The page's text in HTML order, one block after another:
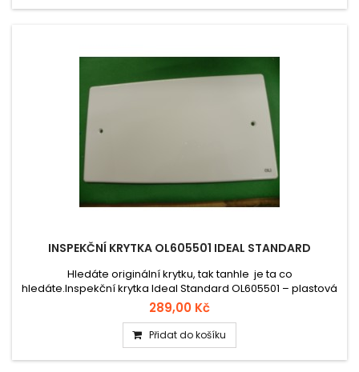
INSPEKČNÍ KRYTKA OL605501 IDEAL STANDARD
Hledáte originální krytku, tak tanhle je ta co
hledáte.Inspekční krytka Ideal Standard OL605501 – plastová
krytka ve bílé barvě, používaná k zaslepení přístupového
otvoru podomítkového splachovacího systému po
přestavbě na invalidní provedení.
289,00 Kč
Přidat do košíku